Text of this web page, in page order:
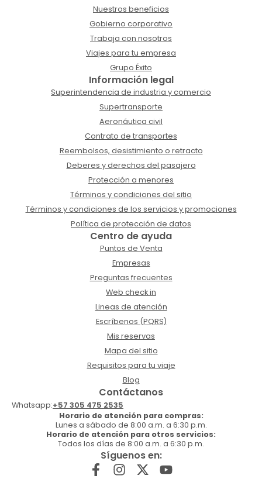
Nuestros beneficios
Gobierno corporativo
Trabaja con nosotros
Viajes para tu empresa
Grupo Éxito
Información legal
Superintendencia de industria y comercio
Supertransporte
Aeronáutica civil
Contrato de transportes
Reembolsos, desistimiento o retracto
Deberes y derechos del pasajero
Protección a menores
Términos y condiciones del sitio
Términos y condiciones de los servicios y promociones
Política de protección de datos
Centro de ayuda
Puntos de Venta
Empresas
Preguntas frecuentes
Web check in
Lineas de atención
Escríbenos (PQRS)
Mis reservas
Mapa del sitio
Requisitos para tu viaje
Blog
Contáctanos
Whatsapp:+57 305 475 2535
Horario de atención para compras:
Lunes a sábado de 8:00 a.m. a 6:30 p.m.
Horario de atención para otros servicios:
Todos los días de 8:00 a.m. a 6:30 p.m.
Síguenos en: